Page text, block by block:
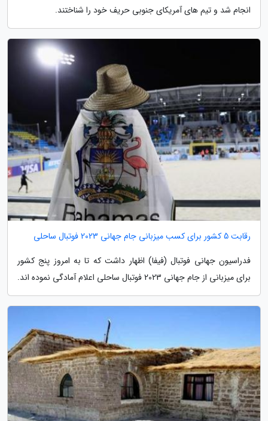
انجام شد و تیم های آمریکای جنوبی حریف خود را شناختند.
رقابت 5 کشور برای کسب میزبانی جام جهانی 2023 فوتبال ساحلی
فدراسیون جهانی فوتبال (فیفا) اظهار داشت که تا به امروز پنج کشور
برای میزبانی از جام جهانی 2023 فوتبال ساحلی اعلام آمادگی نموده اند.